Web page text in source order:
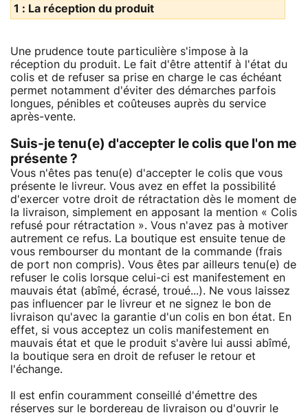
1 : La réception du produit
Une prudence toute particulière s'impose à la
réception du produit. Le fait d'être attentif à l'état du
colis et de refuser sa prise en charge le cas échéant
permet notamment d'éviter des démarches parfois
longues, pénibles et coûteuses auprès du service
après-vente.
Suis-je tenu(e) d'accepter le colis que l'on me
présente ?
Vous n'êtes pas tenu(e) d'accepter le colis que vous
présente le livreur. Vous avez en effet la possibilité
d'exercer votre droit de rétractation dès le moment de
la livraison, simplement en apposant la mention « Colis
refusé pour rétractation ». Vous n'avez pas à motiver
autrement ce refus. La boutique est ensuite tenue de
vous rembourser du montant de la commande (frais
de port non compris). Vous êtes par ailleurs tenu(e) de
refuser le colis lorsque celui-ci est manifestement en
mauvais état (abîmé, écrasé, troué...). Ne vous laissez
pas influencer par le livreur et ne signez le bon de
livraison qu'avec la garantie d'un colis en bon état. En
effet, si vous acceptez un colis manifestement en
mauvais état et que le produit s'avère lui aussi abîmé,
la boutique sera en droit de refuser le retour et
l'échange.
Il est enfin couramment conseillé d'émettre des
réserves sur le bordereau de livraison ou d'ouvrir le